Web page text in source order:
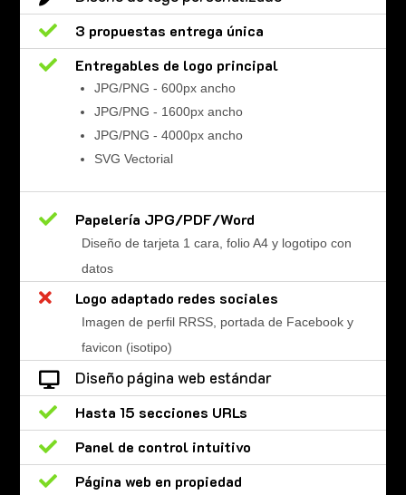

3 propuestas entrega única

Entregables de logo principal
JPG/PNG - 600px ancho
JPG/PNG - 1600px ancho
JPG/PNG - 4000px ancho
SVG Vectorial
 Papelería JPG/PDF/Word
Diseño de tarjeta 1 cara, folio A4 y logotipo con
datos
 Logo adaptado redes sociales
Imagen de perfil RRSS, portada de Facebook y
favicon (isotipo)
 Diseño página web estándar

Hasta 15 secciones URLs

Panel de control intuitivo

Página web en propiedad